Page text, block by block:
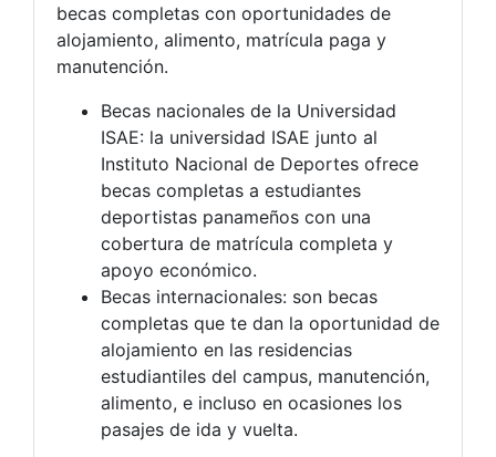
becas completas con oportunidades de
alojamiento, alimento, matrícula paga y
manutención.
Becas nacionales de la Universidad
ISAE: la universidad ISAE junto al
Instituto Nacional de Deportes ofrece
becas completas a estudiantes
deportistas panameños con una
cobertura de matrícula completa y
apoyo económico.
Becas internacionales: son becas
completas que te dan la oportunidad de
alojamiento en las residencias
estudiantiles del campus, manutención,
alimento, e incluso en ocasiones los
pasajes de ida y vuelta.